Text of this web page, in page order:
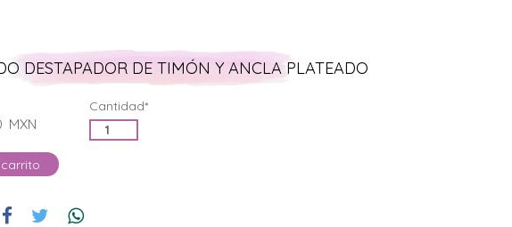
DESTAPADOR DE TIMÓN Y ANCLA PLATEADO
MXN
Cantidad*